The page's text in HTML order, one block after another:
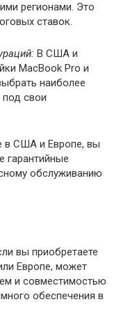
регионами. Это
ставок.
В США и
MacBook Pro и
наиболее
свои
в США и Европе, вы
гарантийные
обслуживанию
вы приобретаете
Европе, может
и совместимостью
обеспечения в